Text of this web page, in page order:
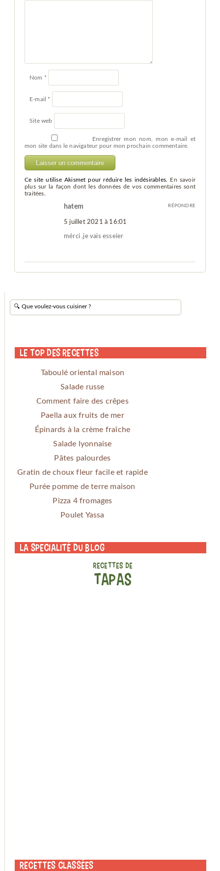
Nom *
E-mail *
Site web
Enregistrer mon nom, mon e-mail et
mon site dans le navigateur pour mon prochain commentaire.
Ce site utilise Akismet pour réduire les indésirables. En savoir
plus sur la façon dont les données de vos commentaires sont
traitées.
hatem
5 juillet 2021 à 16:01
mérci .je vais esseier
RÉPONDRE
Le Top des Recettes
Taboulé oriental maison
Salade russe
Comment faire des crêpes
Paella aux fruits de mer
Épinards à la crème fraîche
Salade lyonnaise
Pâtes palourdes
Gratin de choux fleur facile et rapide
Purée pomme de terre maison
Pizza 4 fromages
Poulet Yassa
La specialité du blog
RECETTES DE
TAPAS
Recettes classées